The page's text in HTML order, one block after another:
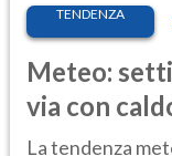
TENDENZA
Meteo:
via con
temporale
La tendenza